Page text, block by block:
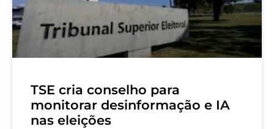
TSE cria conselho para
monitorar desinformação e IA
nas eleições